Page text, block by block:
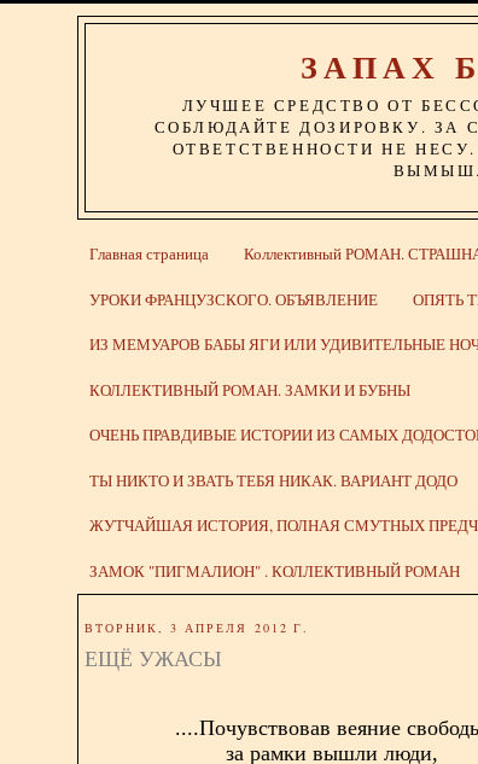
ЗАПАХ
ЛУЧШЕЕ СРЕДСТВО ОТ
СОБЛЮДАЙТЕ ДОЗИРОВКУ. ЗА
ОТВЕТСТВЕННОСТИ НЕ
Главная страница Коллективный РОМАН.
УРОКИ ФРАНЦУЗСКОГО. ОБЪЯВЛЕНИЕ ОПЯТЬ
ИЗ МЕМУАРОВ БАБЫ ЯГИ ИЛИ УДИВИТЕЛЬНЫЕ
КОЛЛЕКТИВНЫЙ РОМАН. ЗАМКИ И БУБНЫ
ОЧЕНЬ ПРАВДИВЫЕ ИСТОРИИ ИЗ САМЫХ
ТЫ НИКТО И ЗВАТЬ ТЕБЯ НИКАК. ВАРИАНТ ДОДО
ЖУТЧАЙШАЯ ИСТОРИЯ, ПОЛНАЯ СМУТНЫХ
ЗАМОК "ПИГМАЛИОН" . КОЛЛЕКТИВНЫЙ РОМАН
ВТОРНИК, 3 АПРЕЛЯ 2012 Г.
ЕЩЁ УЖАСЫ
....Почувствовав веяние
за рамки вышли люди,